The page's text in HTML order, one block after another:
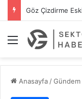
Menü
Anasayfa/Gündem